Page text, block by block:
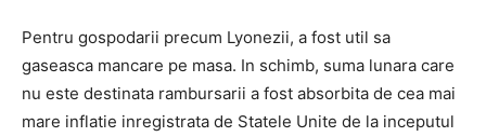
Pentru gospodarii precum Lyonezii, a fost util sa
gaseasca mancare pe masa. In schimb, suma lunara care
nu este destinata rambursarii a fost absorbita de cea mai
mare inflatie inregistrata de Statele Unite de la inceputul